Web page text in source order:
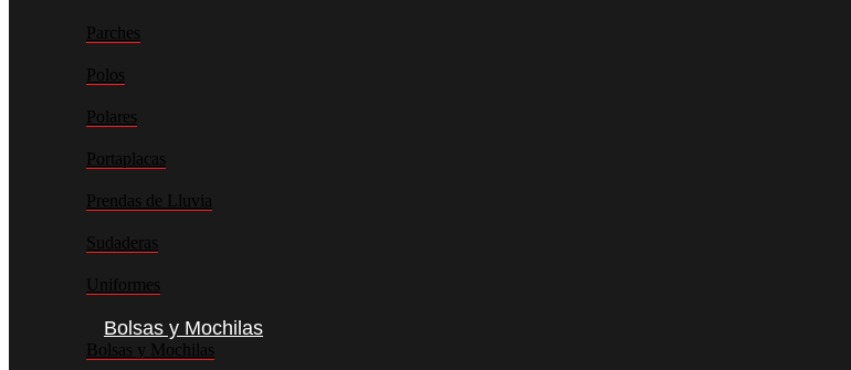
Parches
Polos
Polares
Portaplacas
Prendas de Lluvia
Sudaderas
Uniformes
Bolsas y Mochilas
Bolsas y Mochilas